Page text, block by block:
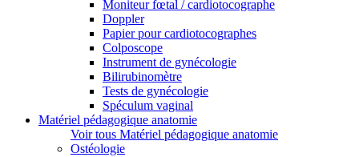
Moniteur fœtal / cardiotocographe
Doppler
Papier pour cardiotocographes
Colposcope
Instrument de gynécologie
Bilirubinomètre
Tests de gynécologie
Spéculum vaginal
Matériel pédagogique anatomie
Voir tous Matériel pédagogique anatomie
Ostéologie